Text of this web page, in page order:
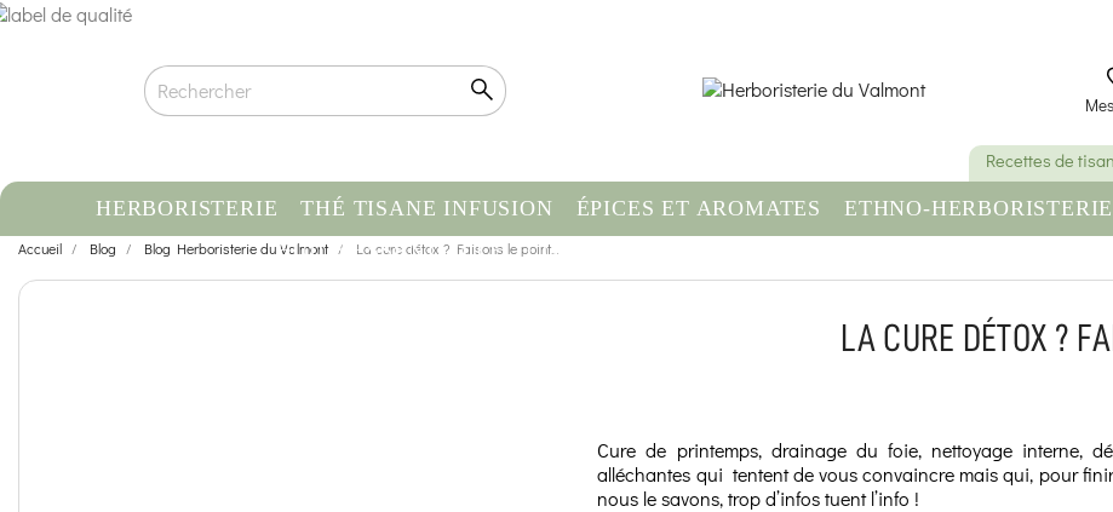
Recettes de
HERBORISTERIE THÉ TISANE INFUSION ÉPICES ET AROMATES ETHNO-HERBORISTERIE
HUILE ESSENTIELLE
COMPLÉMENT ALIMENTAIRE
Accueil Blog Blog Herboristerie du Valmont La cure détox ? Faisons le point...
LA CURE DÉTOX ?
Cure de printemps, drainage du foie, nettoyage interne,
alléchantes qui tentent de vous convaincre mais qui, pour
nous le savons, trop d’infos tuent l’info !